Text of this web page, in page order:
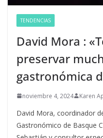
TENDENCIAS
David Mora :
preservar
gastronómica
noviembre 4, 2024 Karen
David Mora, coordinador
Gastronómico de Basque